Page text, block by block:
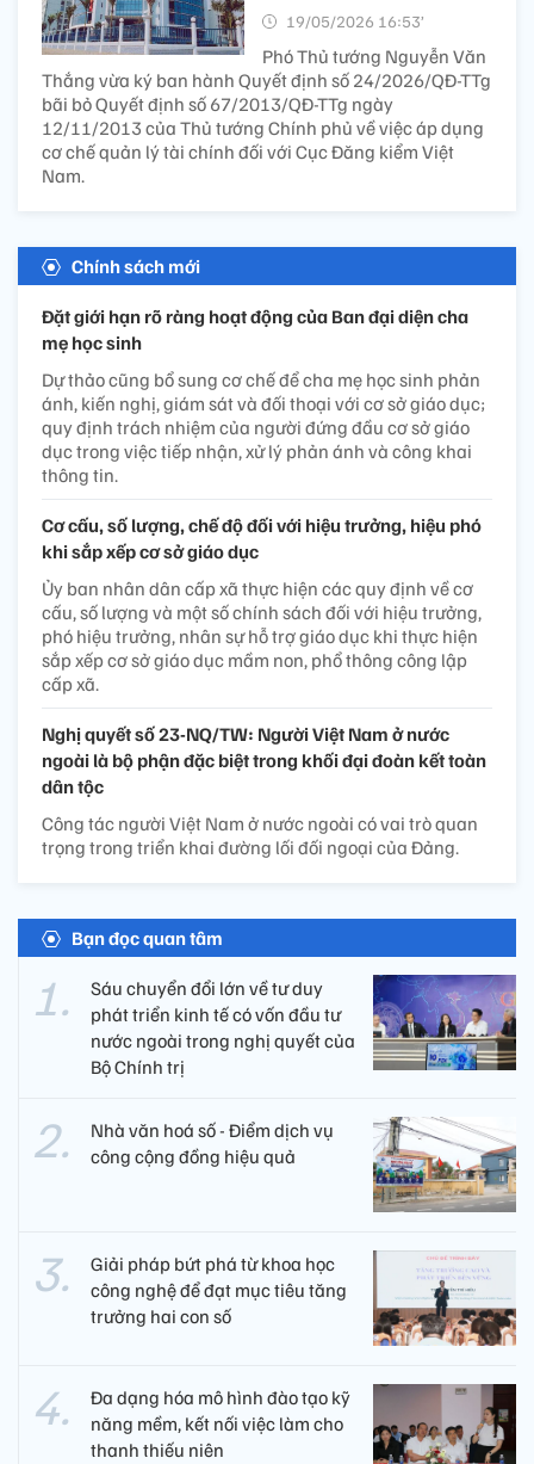
19/05/2026 16:53’
Phó Thủ tướng Nguyễn Văn
Thắng vừa ký ban hành Quyết định số 24/2026/QĐ-TTg
bãi bỏ Quyết định số 67/2013/QĐ-TTg ngày
12/11/2013 của Thủ tướng Chính phủ về việc áp dụng
cơ chế quản lý tài chính đối với Cục Đăng kiểm Việt
Nam.
Chính sách mới
Đặt giới hạn rõ ràng hoạt động của Ban đại diện cha
mẹ học sinh
Dự thảo cũng bổ sung cơ chế để cha mẹ học sinh phản
ánh, kiến nghị, giám sát và đối thoại với cơ sở giáo dục;
quy định trách nhiệm của người đứng đầu cơ sở giáo
dục trong việc tiếp nhận, xử lý phản ánh và công khai
thông tin.
Cơ cấu, số lượng, chế độ đối với hiệu trưởng, hiệu phó
khi sắp xếp cơ sở giáo dục
Ủy ban nhân dân cấp xã thực hiện các quy định về cơ
cấu, số lượng và một số chính sách đối với hiệu trưởng,
phó hiệu trưởng, nhân sự hỗ trợ giáo dục khi thực hiện
sắp xếp cơ sở giáo dục mầm non, phổ thông công lập
cấp xã.
Nghị quyết số 23-NQ/TW: Người Việt Nam ở nước
ngoài là bộ phận đặc biệt trong khối đại đoàn kết toàn
dân tộc
Công tác người Việt Nam ở nước ngoài có vai trò quan
trọng trong triển khai đường lối đối ngoại của Đảng.
Bạn đọc quan tâm
Sáu chuyển đổi lớn về tư duy
phát triển kinh tế có vốn đầu tư
nước ngoài trong nghị quyết của
Bộ Chính trị
Nhà văn hoá số - Điểm dịch vụ
công cộng đồng hiệu quả
Giải pháp bứt phá từ khoa học
công nghệ để đạt mục tiêu tăng
trưởng hai con số
Đa dạng hóa mô hình đào tạo kỹ
năng mềm, kết nối việc làm cho
thanh thiếu niên